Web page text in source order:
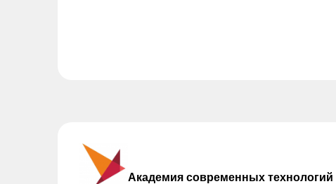
Академия современных технологий